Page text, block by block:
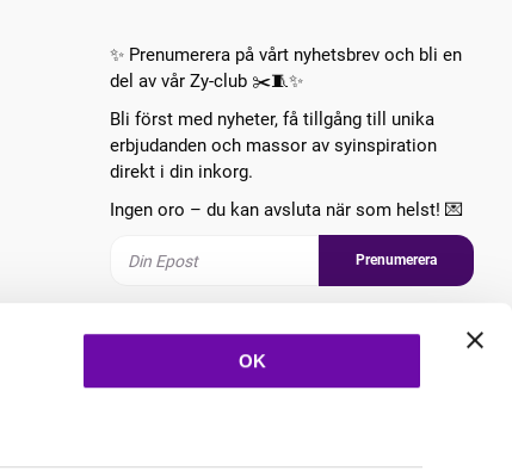
OK
✨ Prenumerera på vårt nyhetsbrev och bli en
del av vår Zy-club ✂️🧵✨
Bli först med nyheter, få tillgång till unika
erbjudanden och massor av syinspiration
direkt i din inkorg.
Ingen oro – du kan avsluta när som helst! 💌
Prenumerera